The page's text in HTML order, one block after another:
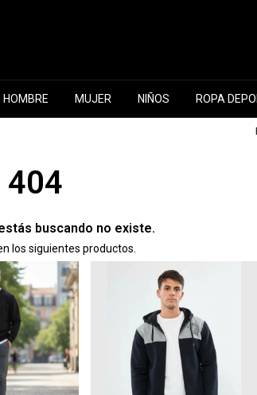
HOMBRE MUJER NIÑOS ROPA
404
buscando no existe.
los siguientes productos.